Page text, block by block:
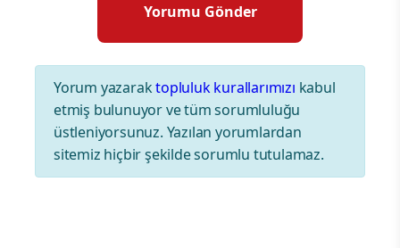
Yorum yazaraktopluluk kurallarımızı kabul
etmiş bulunuyor ve tüm sorumluluğu
üstleniyorsunuz. Yazılan yorumlardan
sitemiz hiçbir şekilde sorumlu tutulamaz.